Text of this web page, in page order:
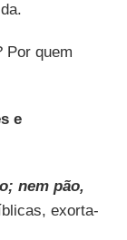
Por quem
e
nem pão,
exorta-